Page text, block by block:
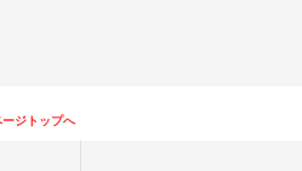
ージトップへ